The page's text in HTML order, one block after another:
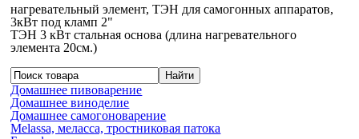
нагревательный элемент, ТЭН для самогонных аппаратов,
3кВт под кламп 2"
ТЭН 3 кВт стальная основа (длина нагревательного
элемента 20см.)
Домашнее пивоварение
Домашнее виноделие
Домашнее самогоноварение
Melassa, меласса, тростниковая патока